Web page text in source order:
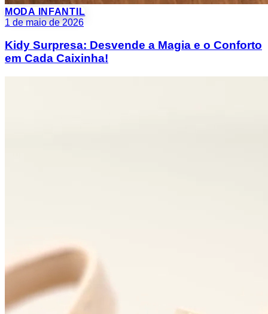
MODA INFANTIL
1 de maio de 2026
Kidy Surpresa: Desvende a Magia e o Conforto
em Cada Caixinha!